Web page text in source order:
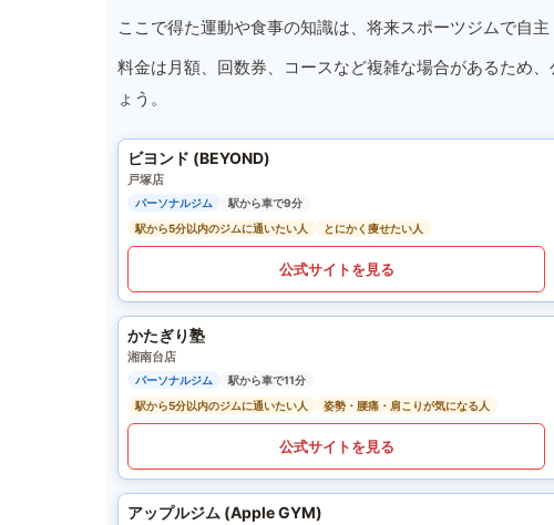
ここで得た運動や食事の知識は、将来スポーツジムで自
料金は月額、回数券、コースなど複雑な場合があるため
ょう。
ビヨンド (BEYOND)
戸塚店
パーソナルジム
駅から車で9分
駅から5分以内のジムに通いたい人
とにかく痩せたい人
公式サイトを見る
かたぎり塾
湘南台店
パーソナルジム
駅から車で11分
駅から5分以内のジムに通いたい人
姿勢・腰痛・肩こりが気になる人
公式サイトを見る
アップルジム (Apple GYM)